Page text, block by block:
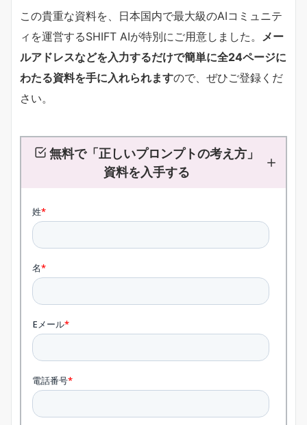
この貴重な資料を、日本国内で最大級のAIコミュニテ
ィを運営するSHIFT AIが特別にご用意しました。
メー
ルアドレスなどを入力するだけで簡単に全24ページに
わたる資料を手に入れられますので、ぜひご登録くだ
さい。
無料で「正しいプロンプトの考え方」
資料を入手する